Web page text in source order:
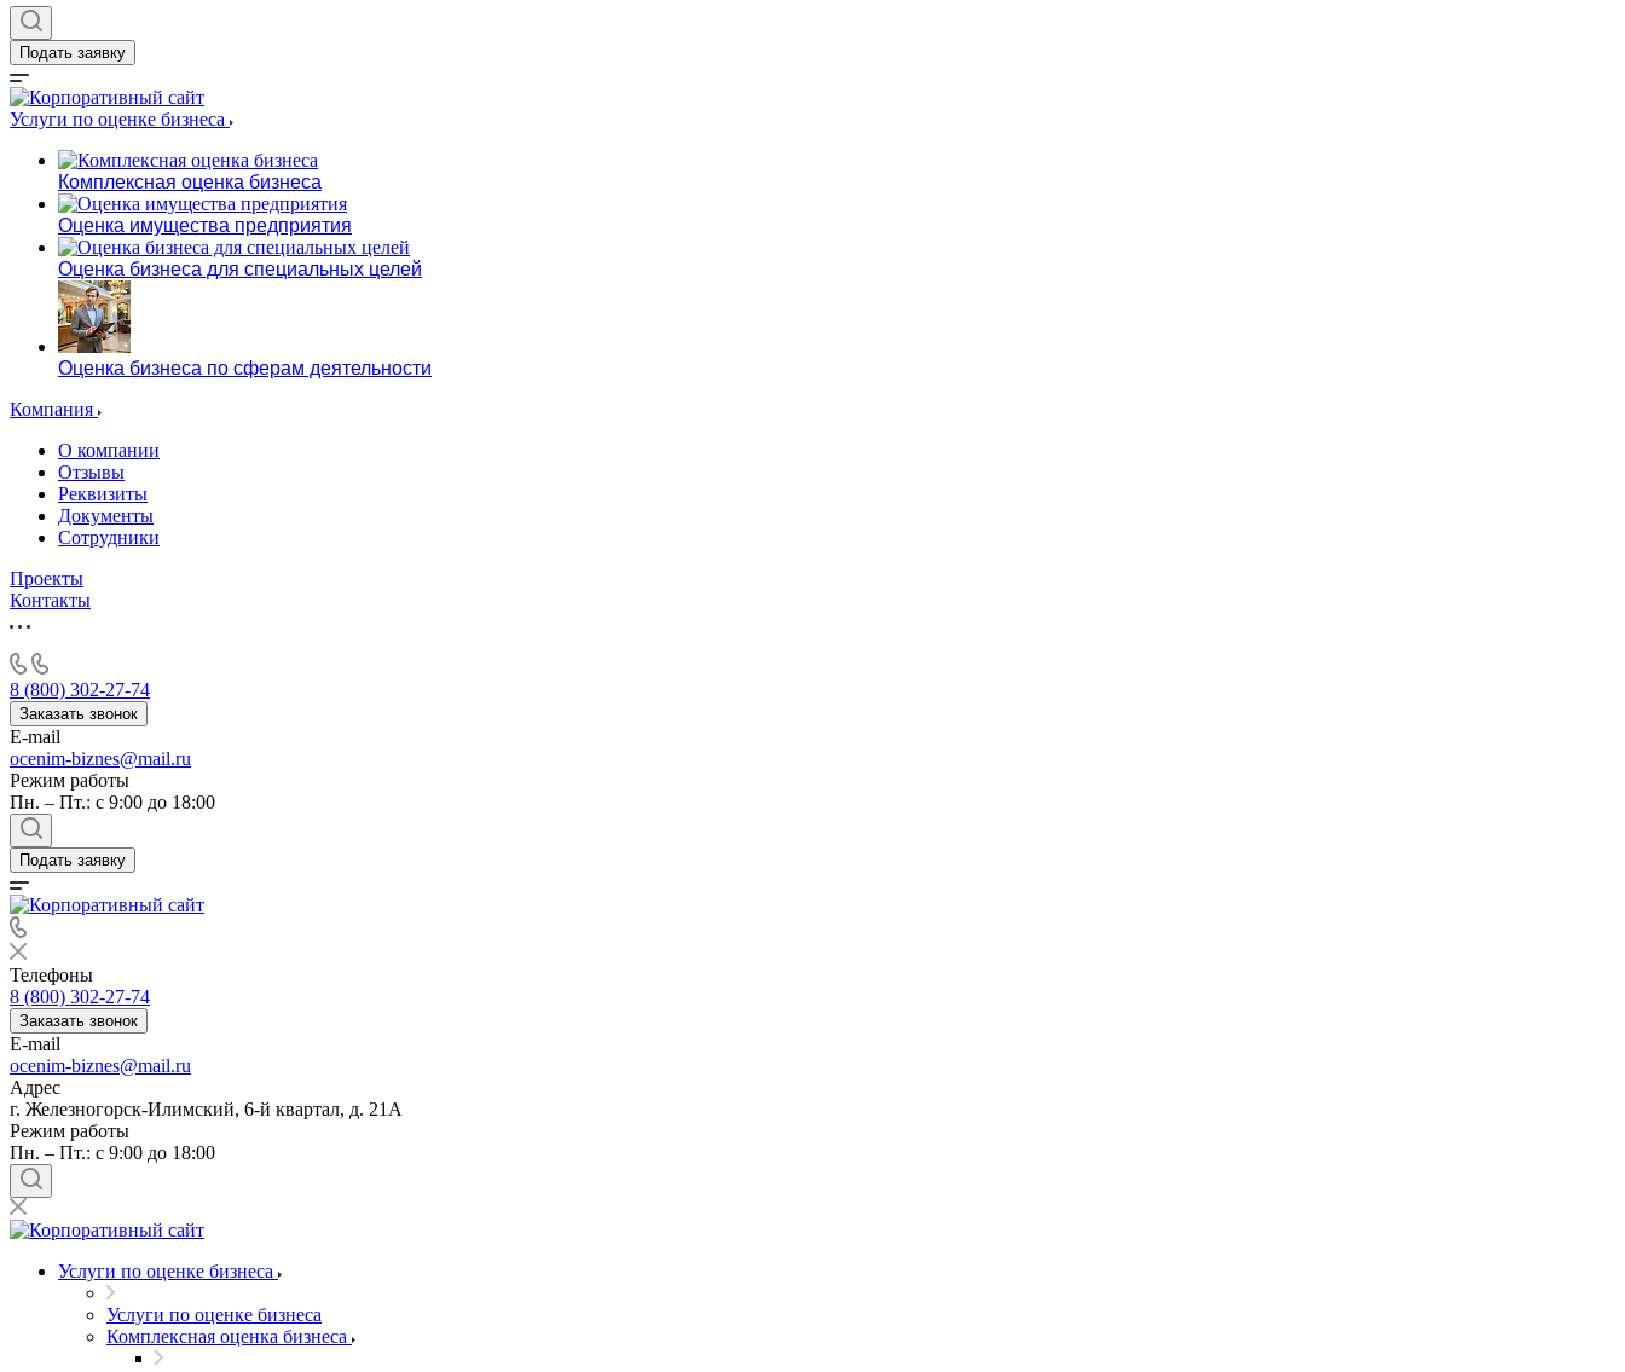
Подать заявку
Услуги по оценке бизнеса
Комплексная оценка бизнеса
Оценка имущества предприятия
Оценка бизнеса для специальных целей
Оценка бизнеса по сферам деятельности
Компания
О компании
Отзывы
Реквизиты
Документы
Сотрудники
Проекты
Контакты
8 (800) 302-27-74
Заказать звонок
E-mail
ocenim-biznes@mail.ru
Режим работы
Пн. – Пт.: с 9:00 до 18:00
Подать заявку
Телефоны
8 (800) 302-27-74
Заказать звонок
E-mail
ocenim-biznes@mail.ru
Адрес
г. Железногорск-Илимский, 6-й квартал, д. 21А
Режим работы
Пн. – Пт.: с 9:00 до 18:00
Услуги по оценке бизнеса
Услуги по оценке бизнеса
Комплексная оценка бизнеса
Абинск
Азов
Аксай
Ангарск
Белогорск
Бирюч